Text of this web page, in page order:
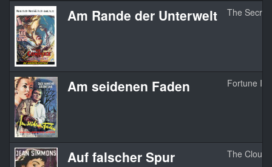
Am Rande der Unterwelt The Secret
Am seidenen Faden Fortune Is
Auf falscher Spur The